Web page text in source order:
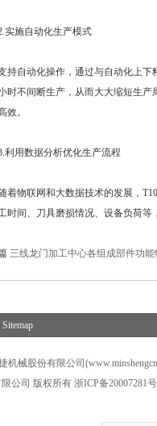
施自动化生产模式
自动化操作，通过与自动化上下
时不间断生产，从而大大缩短生
效。
用数据分析优化生产流程
物联网和大数据技术的发展，
时间、刀具磨损情况、设备负荷
三线龙门加工中心各组成部件功
Sitemap
机械股份有限公司
公司 版权所有 浙ICP备20007281